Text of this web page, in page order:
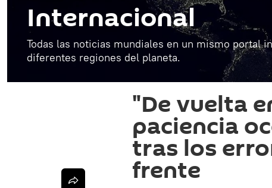
Internacional
Todas las noticias mundiales en un mismo portal
diferentes regiones del planeta.
"De vuelta
paciencia
tras los
frente